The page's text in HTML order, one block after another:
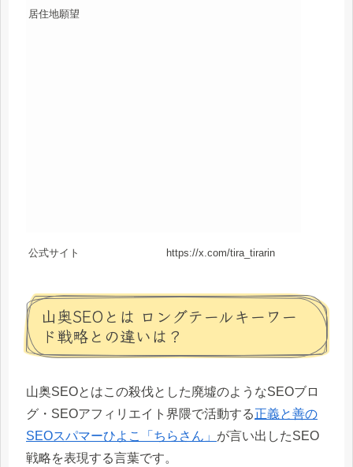
居住地願望
公式サイト https://x.com/tira_tirarin
山奥SEOとは ロングテールキーワー
ド戦略との違いは？
山奥SEOとはこの殺伐とした廃墟のようなSEOブロ
グ・SEOアフィリエイト界隈で活動する正義と善の
SEOスパマーひよこ「ちらさん」 が言い出したSEO
戦略を表現する言葉です。